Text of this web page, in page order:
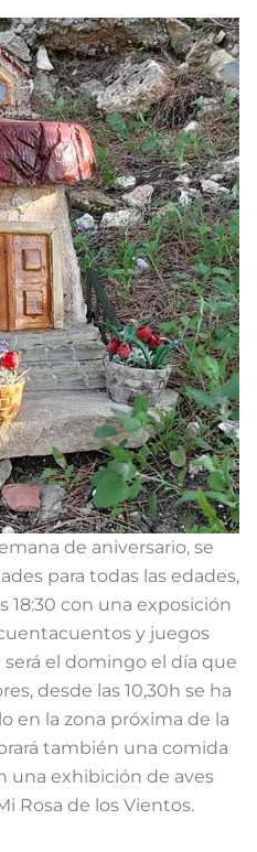
de aniversario, se
para todas las edades,
18:30 con una exposición
y juegos
el domingo el día que
desde las 10,30h se ha
en la zona próxima de la
también una comida
una exhibición de aves
Rosa de los Vientos.